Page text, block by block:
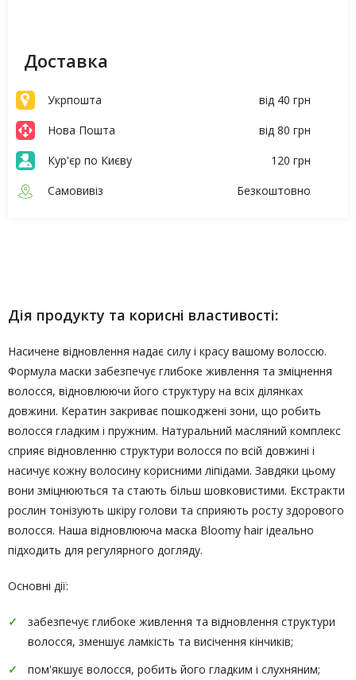
Доставка
Укрпошта
від 40 грн
Нова Пошта
від 80 грн
Кур'єр по Києву
120 грн
Самовивіз
Безкоштовно
Дія продукту та корисні властивості:
Насичене відновлення надає силу і красу вашому волоссю.
Формула маски забезпечує глибоке живлення та зміцнення
волосся, відновлюючи його структуру на всіх ділянках
довжини. Кератин закриває пошкоджені зони, що робить
волосся гладким і пружним. Натуральний масляний комплекс
сприяє відновленню структури волосся по всій довжині і
насичує кожну волосину корисними ліпідами. Завдяки цьому
вони зміцнюються та стають більш шовковистими. Екстракти
рослин тонізують шкіру голови та сприяють росту здорового
волосся. Наша відновлююча маска Bloomy hair ідеально
підходить для регулярного догляду.
Основні дії:
забезпечує глибоке живлення та відновлення структури
волосся, зменшує ламкість та висічення кінчиків;
пом'якшує волосся, робить його гладким і слухняним;